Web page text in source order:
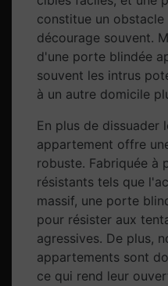
constitue un
décourage souvent.
d'une porte blindée
souvent les intrus
à un autre domicile
En plus de dissuader
appartement offre
robuste. Fabriquée à
résistants tels que
massif, une porte
pour résister aux
agressives. De plus,
appartements sont
ce qui rend leur